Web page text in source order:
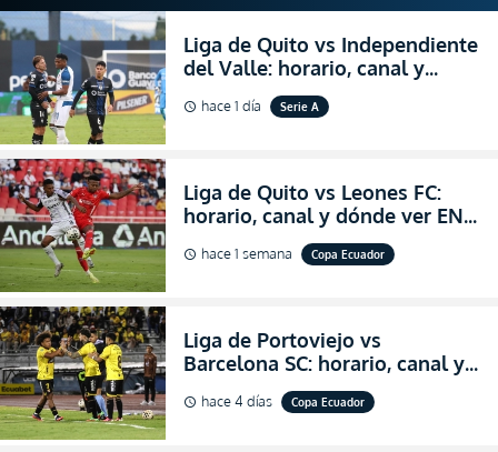
Liga de Quito vs Independiente
del Valle: horario, canal y
dónde ver EN VIVO el
partidazo por la fecha 24 de la
schedule hace 1 día Serie A
Liga de Quito vs Leones FC:
horario, canal y dónde ver EN
VIVO los octavos de final de la
Copa Ecuador 2026
schedule hace 1 semana Copa Ecuador
Liga de Portoviejo vs
Barcelona SC: horario, canal y
dónde ver EN VIVO los octavos
de final de la Copa Ecuador
schedule hace 4 días Copa Ecuador